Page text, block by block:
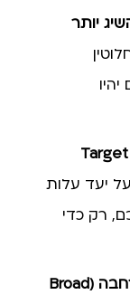
יותר
"עבור לאסטרטגיית בידינג מסוג Target
יעד עלות
רק כדי
"הוסף מילות מפתח בהתאמה רחבה (Broad